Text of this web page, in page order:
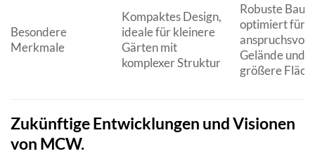
Besondere
Merkmale
Kompaktes Design,
ideale für kleinere
Gärten mit
komplexer Struktur
Robuste
optimiert für
Gelände und
größere
Zukünftige Entwicklungen und Visionen
von MCW.